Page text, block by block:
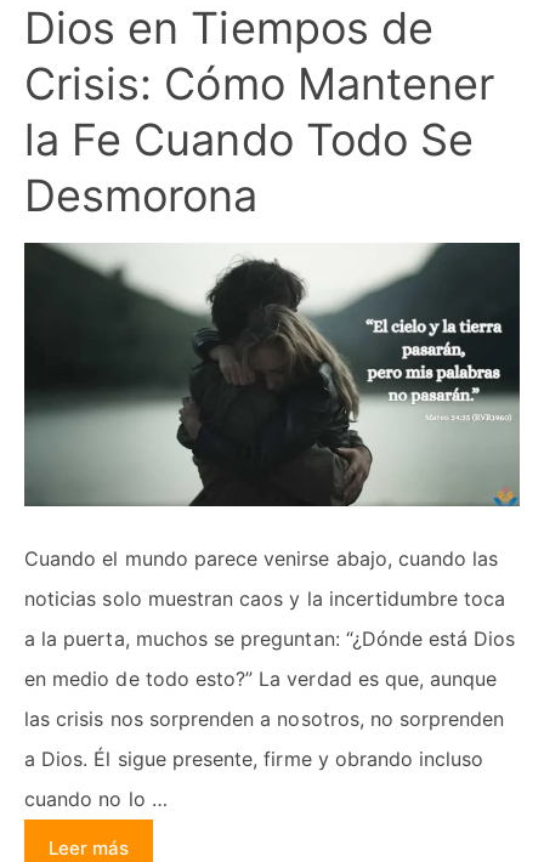
Dios en Tiempos de
Crisis: Cómo Mantener
la Fe Cuando Todo Se
Desmorona
Cuando el mundo parece venirse abajo, cuando las
noticias solo muestran caos y la incertidumbre toca
a la puerta, muchos se preguntan: “¿Dónde está Dios
en medio de todo esto?” La verdad es que, aunque
las crisis nos sorprenden a nosotros, no sorprenden
a Dios. Él sigue presente, firme y obrando incluso
cuando no lo …
Leer más